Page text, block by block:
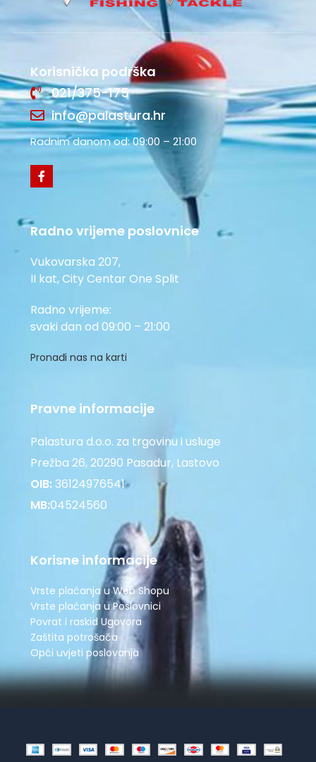
Korisnička podrška
021/375-175
info@palastura.hr
Radnim danom od: 09:00 – 21:00
Radno vrijeme poslovnice
Vukovarska 207,
II kat, City Centar One Split
Radno vrijeme:
svaki dan od 09:00 – 21:00
Pronađi nas na karti
Pravne informacije
Palastura d.o.o. za trgovinu i usluge
Prežba 26, 20290 Pasadur, Lastovo
OIB:36124976541
MB:04524560
Korisne informacije
Vrste plaćanja u Web Shopu
Vrste plaćanja u Poslovnici
Povrat i raskid Ugovora
Zaštita potrošača
Opći uvjeti poslovanja